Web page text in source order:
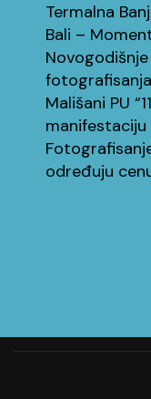
Termalna
Bali –
fotografisanja
Mališani PU
manifestaciju
određuju